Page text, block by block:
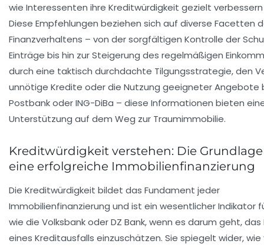
wie Interessenten ihre Kreditwürdigkeit gezielt verbessern
Diese Empfehlungen beziehen sich auf diverse Facetten
Finanzverhaltens – von der sorgfältigen Kontrolle der
Einträge bis hin zur Steigerung des regelmäßigen
durch eine taktisch durchdachte Tilgungsstrategie, den
unnötige Kredite oder die Nutzung geeigneter Angebote
Postbank oder ING-DiBa – diese Informationen bieten
Unterstützung auf dem Weg zur Traumimmobilie.
Kreditwürdigkeit verstehen: Die
eine erfolgreiche Immobilienfinanzierung
Die Kreditwürdigkeit bildet das Fundament jeder
Immobilienfinanzierung und ist ein wesentlicher Indikator
wie die Volksbank oder DZ Bank, wenn es darum geht, das
eines Kreditausfalls einzuschätzen. Sie spiegelt wider, wie